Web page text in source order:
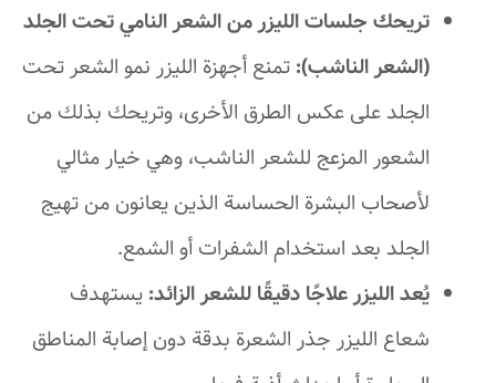
تريحك جلسات الليزر من الشعر النامي تحت الجلد
(الشعر الناشب): تمنع أجهزة الليزر نمو الشعر تحت
الجلد على عكس الطرق الأخرى، وتريحك بذلك من
الشعور المزعج للشعر الناشب، وهي خيار مثالي
لأصحاب البشرة الحساسة الذين يعانون من تهيج
الجلد بعد استخدام الشفرات أو الشمع.
يُعد الليزر علاجًا دقيقًا للشعر الزائد: يستهدف
شعاع الليزر جذر الشعرة بدقة دون إصابة المناطق